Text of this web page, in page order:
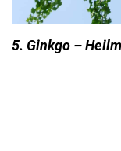
5. Ginkgo –